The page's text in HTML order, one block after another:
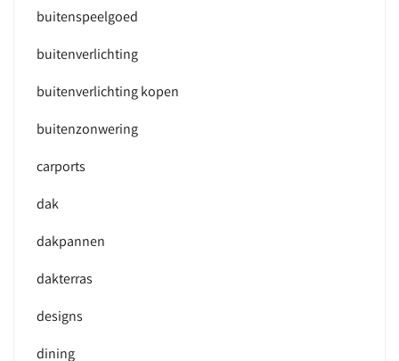
buitenspeelgoed
buitenverlichting
buitenverlichting kopen
buitenzonwering
carports
dak
dakpannen
dakterras
designs
dining